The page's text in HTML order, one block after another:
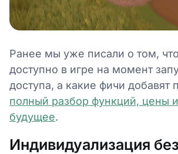
Ранее мы уже писали о том,
доступно в игре на момент
доступа, а какие фичи
полный разбор функций, цены
будущее.
Индивидуализация